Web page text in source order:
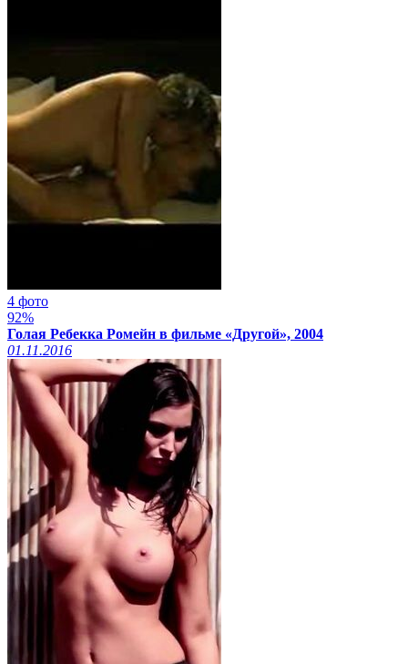
4 фото
92%
Голая Ребекка Ромейн в фильме «Другой», 2004
01.11.2016